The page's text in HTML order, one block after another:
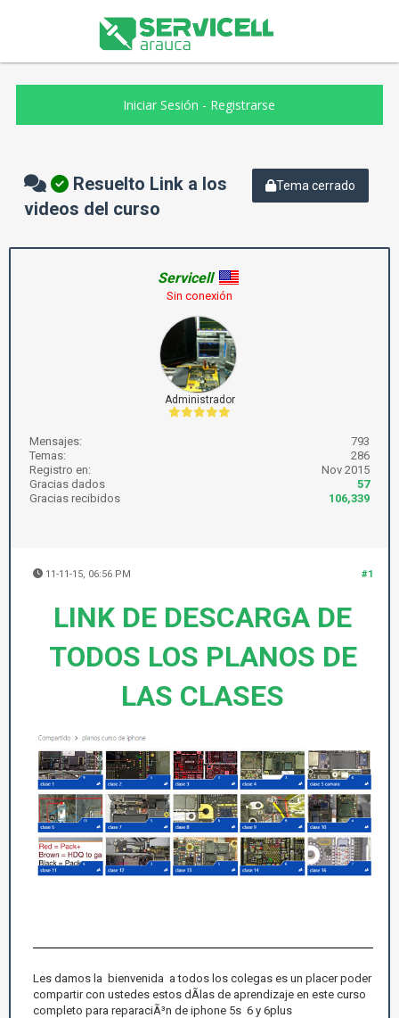
Iniciar Sesión - Registrarse
Tema cerrado
Resuelto Link a los
videos del curso
Servicell
Sin conexión
Administrador
Mensajes:
793
Temas:
286
Registro en:
Nov 2015
Gracias dados
57
Gracias recibidos
106,339
#1
11-11-15, 06:56 PM
LINK DE DESCARGA DE
TODOS LOS PLANOS DE
LAS CLASES
Les damos la bienvenida a todos los colegas es un placer poder
compartir con ustedes estos dÃ­las de aprendizaje en este curso
completo para reparaciÃ³n de iphone 5s 6 y 6plus